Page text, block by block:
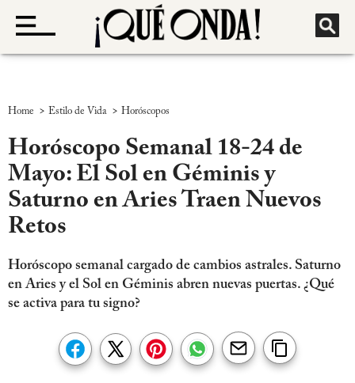
Home > Estilo de Vida > Horóscopos
Horóscopo Semanal 18-24 de
Mayo: El Sol en Géminis y
Saturno en Aries Traen Nuevos
Retos
Horóscopo semanal cargado de cambios astrales. Saturno
en Aries y el Sol en Géminis abren nuevas puertas. ¿Qué
se activa para tu signo?